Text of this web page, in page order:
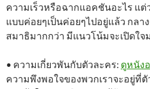
ความเร็วหรือฉากแอคชันอะไร แต่
แบบค่อยๆเป็นค่อยๆไปอยู่แล้ว กลา
สมาธิมากกว่า มีแนวโน้มจะเปิดใจ
• ความเกี่ยวพันกับตัวละคร: ดูหนัง
ความพึงพอใจของพวกเราจะอยู่ที่